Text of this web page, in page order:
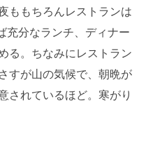
ももちろんレストランは
充分なランチ、ディナー
る。ちなみにレストラン
すが山の気候で、朝晩が
されているほど。寒がり